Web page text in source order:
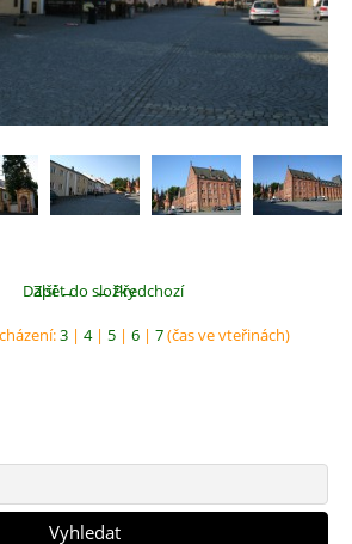
← Předchozí
Další →
Zpět do složky
3 | 4| 5 | 6 | 7(čas ve vteřinách)